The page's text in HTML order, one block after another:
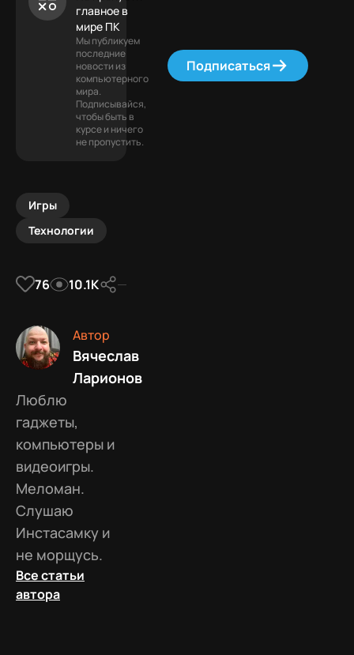
главное в
мире ПК
Мы публикуем
последние
новости из
компьютерного
мира.
Подписывайся,
чтобы быть в
курсе и ничего
не пропустить.
Подписаться
Игры
Технологии
76 10.1К
Автор
Вячеслав
Ларионов
Люблю
гаджеты,
компьютеры и
видеоигры.
Меломан.
Слушаю
Инстасамку и
не морщусь.
Все статьи
автора